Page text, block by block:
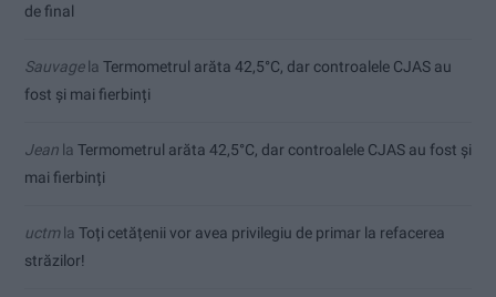
de final
Sauvagela Termometrul arăta 42,5°C, dar controalele CJAS au
fost și mai fierbinți
Jean la Termometrul arăta 42,5°C, dar controalele CJAS au fost și
mai fierbinți
uctmla Toți cetățenii vor avea privilegiu de primar la refacerea
străzilor!